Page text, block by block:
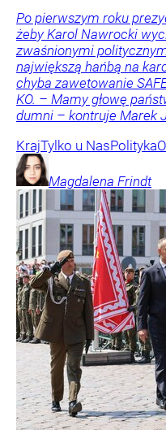
Po pierwszym roku
żeby Karol Nawrocki
zwaśnionymi
największą hańbą na
chyba zawetowanie
KO. – Mamy głowę
dumni – kontruje Marek
KrajTylko u NasPolityka
Magdalena Frindt